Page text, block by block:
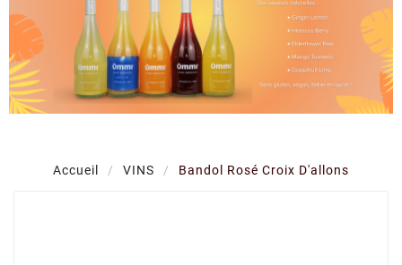
Accueil VINS Bandol Rosé Croix D'allons